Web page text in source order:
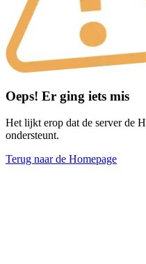
Oeps! Er ging iets mis
Het lijkt erop dat de server de
ondersteunt.
Terug naar de Homepage